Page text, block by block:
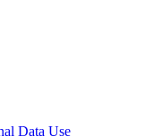
Data Use